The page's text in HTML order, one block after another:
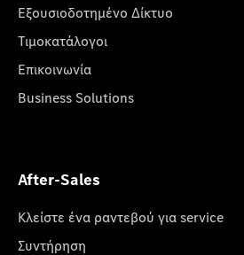
Εξουσιοδοτημένο Δίκτυο
Τιμοκατάλογοι
Επικοινωνία
Business Solutions
After-Sales
Κλείστε ένα ραντεβού για service
Συντήρηση